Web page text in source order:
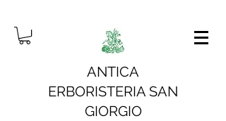
ANTICA
ERBORISTERIA SAN
GIORGIO